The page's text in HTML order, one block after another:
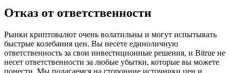
Trade Gold & Silver · 33,333 USDT Bonus
USDT New User Exclusive 10% APR
Отказ от ответственности
Рынки криптовалют очень волатильны и могут испытывать
быстрые колебания цен. Вы несете единоличную
ответственность за свои инвестиционные решения, и Bitrue не
несет ответственности за любые убытки, которые вы можете
понести. Мы полагаемся на сторонние источники цен и